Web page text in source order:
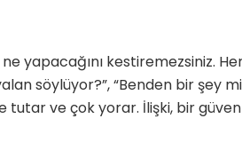
yapacağını kestiremezsiniz.
söylüyor?”, “Benden bir şey mi
tutar ve çok yorar. İlişki, bir güven